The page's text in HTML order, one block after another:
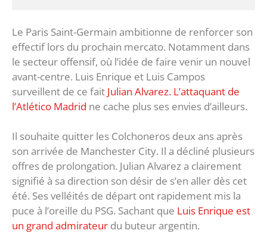
Le Paris Saint-Germain ambitionne de renforcer son
effectif lors du prochain mercato. Notamment dans
le secteur offensif, où l’idée de faire venir un nouvel
avant-centre. Luis Enrique et Luis Campos
surveillent de ce fait Julian Alvarez. L’attaquant de
l’Atlético Madrid ne cache plus ses envies d’ailleurs.
Il souhaite quitter les Colchoneros deux ans après
son arrivée de Manchester City. Il a décliné plusieurs
offres de prolongation. Julian Alvarez a clairement
signifié à sa direction son désir de s’en aller dès cet
été. Ses velléités de départ ont rapidement mis la
puce à l’oreille du PSG. Sachant que Luis Enrique est
un grand admirateur du buteur argentin.